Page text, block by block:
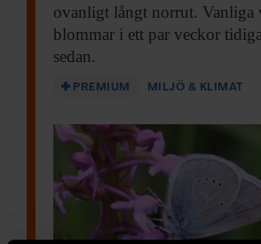
ovanligt långt norrut. Vanliga
blommar i ett par veckor
sedan.
PREMIUM MILJÖ & KLIMAT